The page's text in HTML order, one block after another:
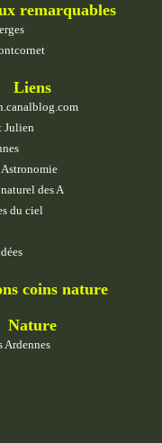
remarquables
Liens
Julien
Astronomie
des A
du ciel
coins nature
Nature
Ardennes